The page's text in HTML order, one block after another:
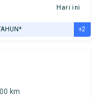
Hari ini
+2
km